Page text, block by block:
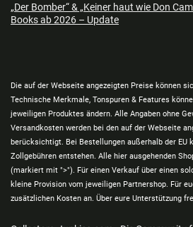
„Der Bomber“ & „Keiner haut wie Don
Books ab 2026 – Update
Die auf der Webseite angezeigten Preise können
Technische Merkmale, Tonspuren & Features
jeweiligen Produktes ändern. Alle Angaben ohne
Versandkosten werden bei den auf der Webseite
berücksichtigt. Bei Bestellungen außerhalb der EU
Zollgebühren entstehen. Alle hier ausgehenden
(markiert mit ">"). Für einen Verkauf über einen
kleine Provision vom jeweiligen Partnershop. Für
zusätzlichen Kosten an. Über eure Unterstützung